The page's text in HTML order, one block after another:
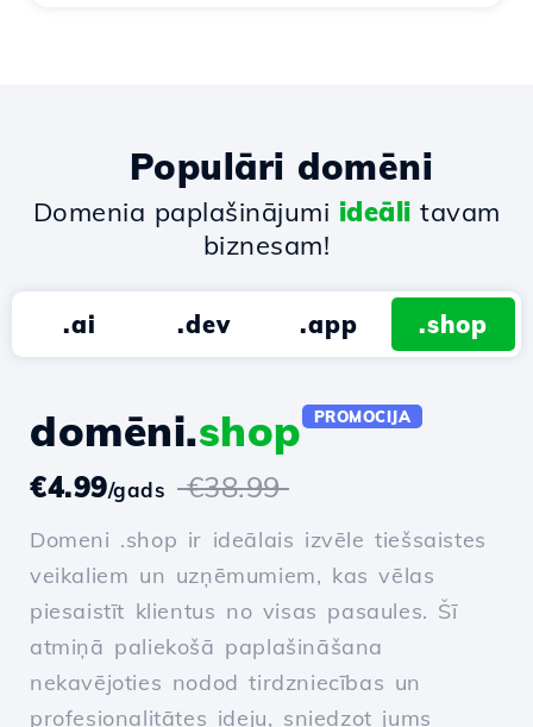
Populāri domēni
Domenia paplašinājumi ideāli tavam
biznesam!
.ai .dev .app .shop
domēni.shop PROMOCIJA
€4.99/gads €38.99
Domeni .shop ir ideālais izvēle tiešsaistes
veikaliem un uzņēmumiem, kas vēlas
piesaistīt klientus no visas pasaules. Šī
atmiņā paliekošā paplašināšana
nekavējoties nodod tirdzniecības un
profesionalitātes ideju, sniedzot jums